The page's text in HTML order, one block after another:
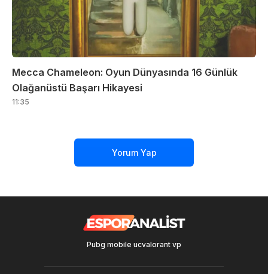
Mecca Chameleon: Oyun Dünyasında 16 Günlük
Olağanüstü Başarı Hikayesi
11:35
Yorum Yap
Pubg mobile ucvalorant vp